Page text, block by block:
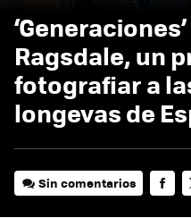
Ragsdale, un
fotografiar a
longevas de
Sin comentarios